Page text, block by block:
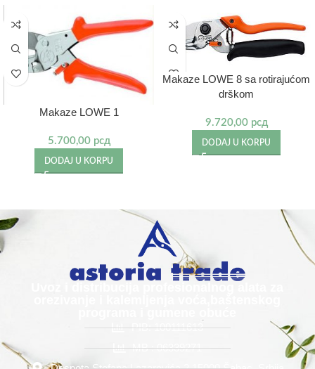
Makaze LOWE 1
5.700,00 рсд
DODAJ U KORPU
Makaze LOWE 8 sa rotirajućom
drškom
9.720,00 рсд
DODAJ U KORPU
PIB: 100111613
MB : 06339271